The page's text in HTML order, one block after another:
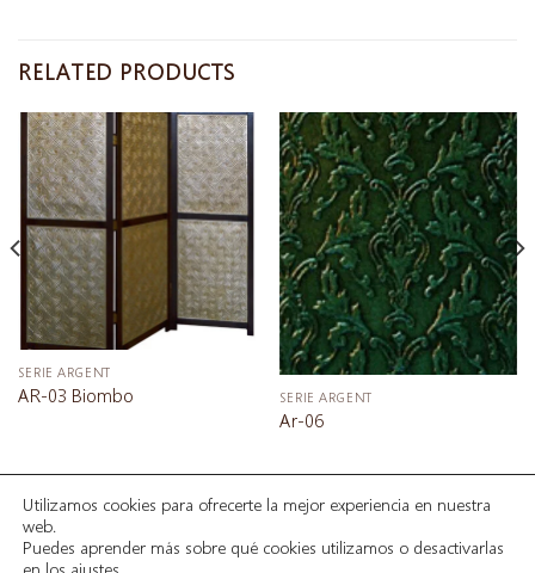
RELATED PRODUCTS
SERIE ARGENT
AR-03 Biombo SERIE ARGENT
Ar-06
SOBRE NOSOTROS SERIES
GALERÍA
CORDOBANES GUADAMECIES
CONTACTAR
AVISO LEGAL
Utilizamos cookies para ofrecerte la mejor experiencia en nuestra
web.
Puedes aprender más sobre qué cookies utilizamos o desactivarlas
en los ajustes